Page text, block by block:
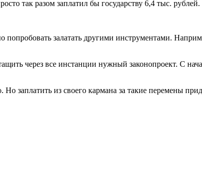
так разом заплатил бы государству 6,4 тыс. рублей.
залатать другими инструментами.
через все инстанции нужный законопроект. С
заплатить из своего кармана за такие перемены